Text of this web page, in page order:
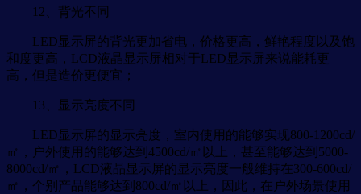
12、背光不同
LED显示屏的背光更加省电，价格更高，鲜艳程度以及饱
和度更高，LCD液晶显示屏相对于LED显示屏来说能耗更
高，但是造价更便宜；
13、显示亮度不同
LED显示屏的显示亮度，室内使用的能够实现800-1200cd/
㎡，户外使用的能够达到4500cd/㎡以上，甚至能够达到5000-
8000cd/㎡，LCD液晶显示屏的显示亮度一般维持在300-600cd/
㎡，个别产品能够达到800cd/㎡以上，因此，在户外场景使用